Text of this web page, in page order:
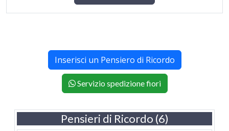
Inserisci un Pensiero di Ricordo
Servizio spedizione fiori
Pensieri di Ricordo (6)